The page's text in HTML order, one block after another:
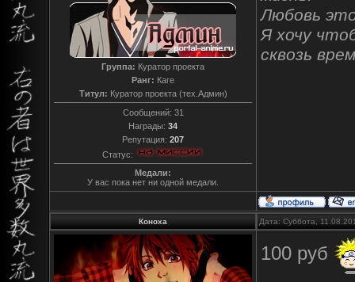
Группа: Куратор проекта
Ранг: Каге
Титул: Куратор проекта (тех.Админ)
Сообщений: 31
Награды: 34
Репутация: 207
Статус:
Медали:
У вас пока нет ни одной медали.
Любовь
Я хочу
сквозь
Коноха Дата: Суббота,
100 руб